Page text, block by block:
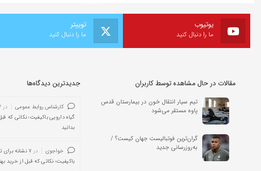
توییتر
ما را دنبال کنید
یوتیوب
ما را دنبال کنید
مقالات در حال مشاهده توسط کاربران
تیم سیار انتقال خون در بیمارستان قدس
پاوه مستقر می‌شود
گران‌ترین فوتبالیست جهان کیست؟ /
به‌روزرسانی جدید
جدیدترین دیدگاه‌‌ها
کارشناس روابط عمومی در
گیاه دارویی باکیفیت؛ نکاتی که
بدانید
خواجوی در
۷ نشانه
باکیفیت؛ نکاتی که قبل از خرید